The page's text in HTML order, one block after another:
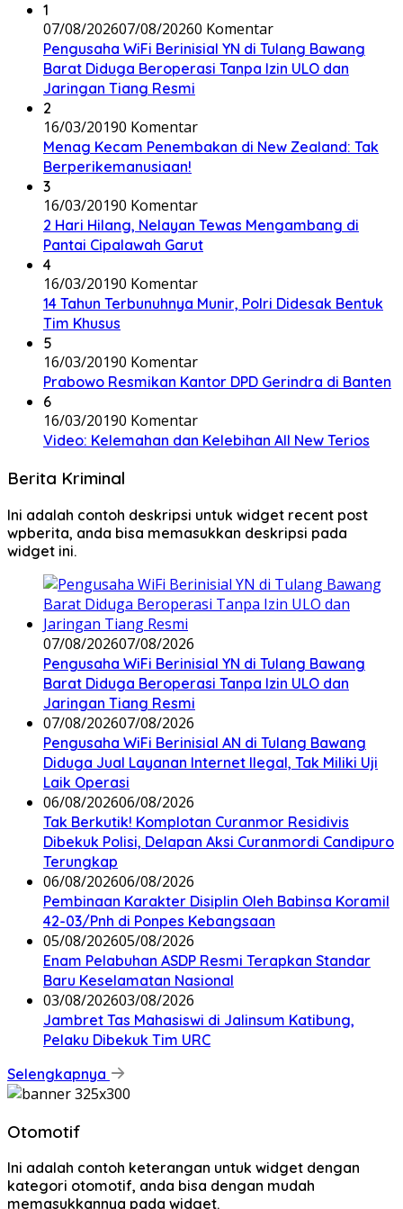
1
07/08/202607/08/20260 Komentar
Pengusaha WiFi Berinisial YN di Tulang Bawang
Barat Diduga Beroperasi Tanpa Izin ULO dan
Jaringan Tiang Resmi
2
16/03/20190 Komentar
Menag Kecam Penembakan di New Zealand: Tak
Berperikemanusiaan!
3
16/03/20190 Komentar
2 Hari Hilang, Nelayan Tewas Mengambang di
Pantai Cipalawah Garut
4
16/03/20190 Komentar
14 Tahun Terbunuhnya Munir, Polri Didesak Bentuk
Tim Khusus
5
16/03/20190 Komentar
Prabowo Resmikan Kantor DPD Gerindra di Banten
6
16/03/20190 Komentar
Video: Kelemahan dan Kelebihan All New Terios
Berita Kriminal
Ini adalah contoh deskripsi untuk widget recent post
wpberita, anda bisa memasukkan deskripsi pada
widget ini.
07/08/202607/08/2026
Pengusaha WiFi Berinisial YN di Tulang Bawang
Barat Diduga Beroperasi Tanpa Izin ULO dan
Jaringan Tiang Resmi
07/08/202607/08/2026
Pengusaha WiFi Berinisial AN di Tulang Bawang
Diduga Jual Layanan Internet Ilegal, Tak Miliki Uji
Laik Operasi
06/08/202606/08/2026
Tak Berkutik! Komplotan Curanmor Residivis
Dibekuk Polisi, Delapan Aksi Curanmordi Candipuro
Terungkap
06/08/202606/08/2026
Pembinaan Karakter Disiplin Oleh Babinsa Koramil
42-03/Pnh di Ponpes Kebangsaan
05/08/202605/08/2026
Enam Pelabuhan ASDP Resmi Terapkan Standar
Baru Keselamatan Nasional
03/08/202603/08/2026
Jambret Tas Mahasiswi di Jalinsum Katibung,
Pelaku Dibekuk Tim URC
Selengkapnya
Otomotif
Ini adalah contoh keterangan untuk widget dengan
kategori otomotif, anda bisa dengan mudah
memasukkannya pada widget.